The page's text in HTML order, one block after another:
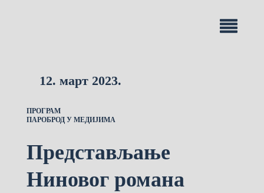
12. март 2023.
ПРОГРАМ
ПАРОБРОД У МЕДИЈИМА
Представљање
Ниновог романа